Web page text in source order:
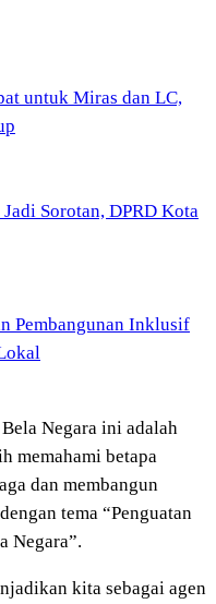
untuk Miras dan LC,
Sorotan, DPRD Kota
Pembangunan Inklusif
Negara ini adalah
memahami betapa
dan membangun
tema “Penguatan
Negara”.
kita sebagai agen